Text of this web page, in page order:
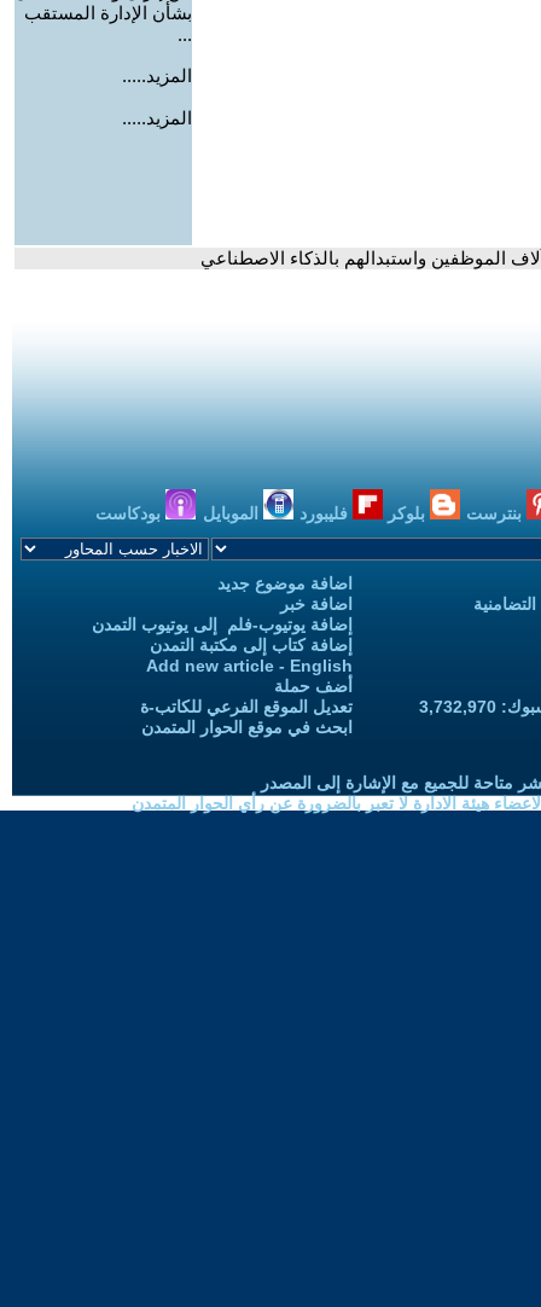
بشأن الإدارة المستقب
...
المزيد.....
المزيد.....
الموظفين واستبدالهم بالذكاء الاصطناعي
بنترست بلوكر فليبورد الموبايل بودكاست
اضافة موضوع جديد
اضافة خبر
إضافة يوتيوب-فلم إلى يوتيوب التمدن
إضافة كتاب إلى مكتبة التمدن
Add new article - English
أضف حملة
تعديل الموقع الفرعي للكاتب-ة
ابحث في موقع الحوار المتمدن
متاحة للجميع مع الإشارة إلى المصدر
هيئة الادارة لا تعبر بالضرورة عن رأي الحوار المتمدن